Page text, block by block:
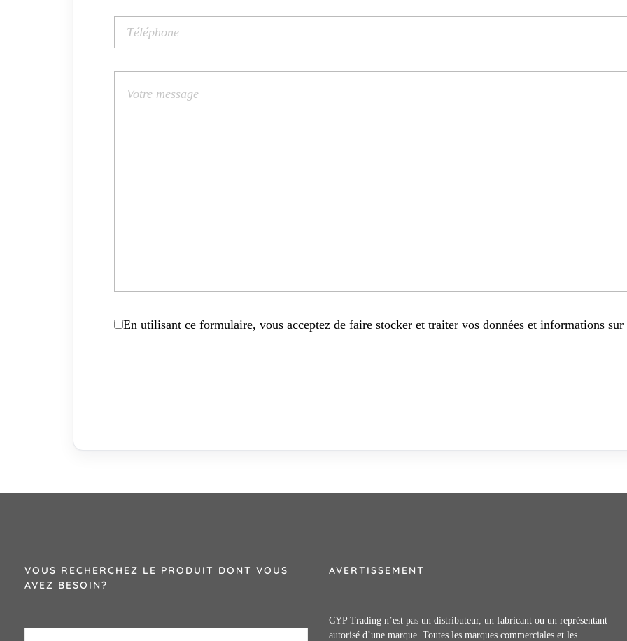
En utilisant ce formulaire, vous acceptez de faire stocker et traiter vos données et informations sur
VOUS RECHERCHEZ LE PRODUIT DONT VOUS
AVEZ BESOIN?
AVERTISSEMENT
CYP Trading n’est pas un distributeur, un fabricant ou un représentant
autorisé d’une marque. Toutes les marques commerciales et les